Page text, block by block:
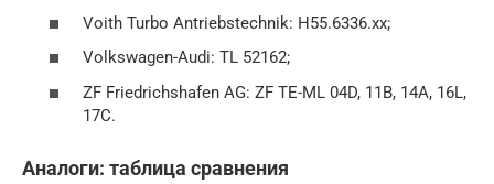
Voith Turbo Antriebstechnik: H55.6336.xx;
Volkswagen-Audi: TL 52162;
ZF Friedrichshafen AG: ZF TE-ML 04D, 11B, 14A, 16L,
17C.
Аналоги: таблица сравнения